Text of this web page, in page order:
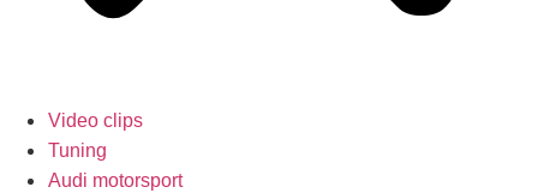
Video clips
Tuning
Audi motorsport